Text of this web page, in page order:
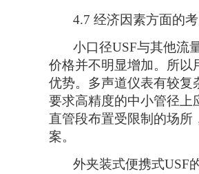
4.7 经济因素方面的
小口径USF与其他流
价格并不明显增加。所以
优势。多声道仪表有较复
要求高精度的中小管径上
直管段布置受限制的场
案。
外夹装式便携式USF